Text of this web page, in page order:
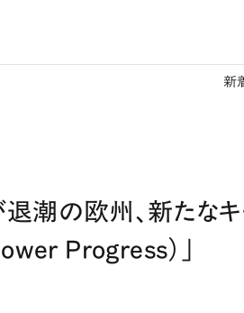
新
潮の欧州、新たなキ
Progress）」